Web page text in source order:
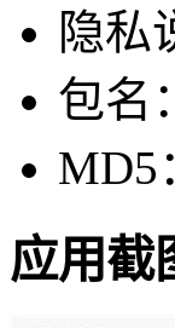
隐私
包名
MD5
应用截